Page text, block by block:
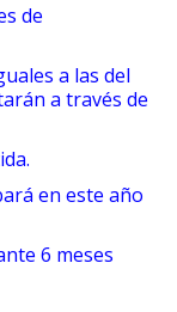
de
a las del
a través de
en este año
6 meses